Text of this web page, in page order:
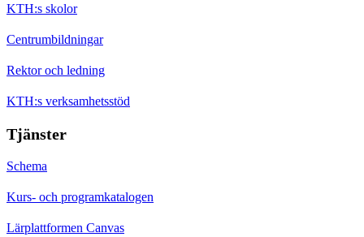
KTH:s skolor
Centrumbildningar
Rektor och ledning
KTH:s verksamhetsstöd
Tjänster
Schema
Kurs- och programkatalogen
Lärplattformen Canvas